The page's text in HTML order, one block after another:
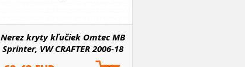
Nerez kryty kľučiek Omtec MB
Sprinter, VW CRAFTER 2006-18